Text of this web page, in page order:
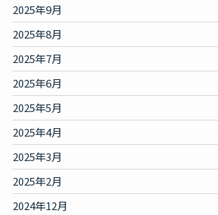
2025年9月
2025年8月
2025年7月
2025年6月
2025年5月
2025年4月
2025年3月
2025年2月
2024年12月